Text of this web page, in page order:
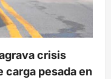
crisis
pesada en